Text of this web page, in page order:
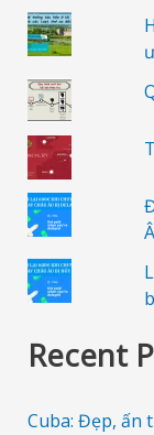
Recent
Cuba: Đẹp, ấn